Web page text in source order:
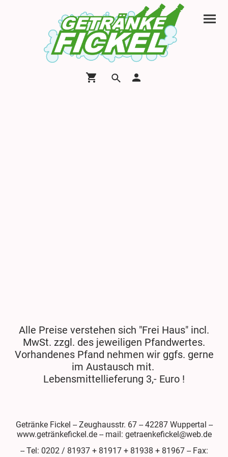
Alle Preise verstehen sich "Frei Haus" incl.
MwSt. zzgl. des jeweiligen Pfandwertes.
Vorhandenes Pfand nehmen wir ggfs. gerne
im Austausch mit.
Lebensmittellieferung 3,- Euro !
Getränke Fickel -- Zeughausstr. 67 -- 42287 Wuppertal --
www.getränkefickel.de -- mail: getraenkefickel@web.de
-- Tel: 0202 / 81937 + 81917 + 81938 + 81967 -- Fax: